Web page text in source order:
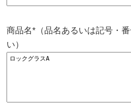
商品名*（品名あるいは記号・
い）